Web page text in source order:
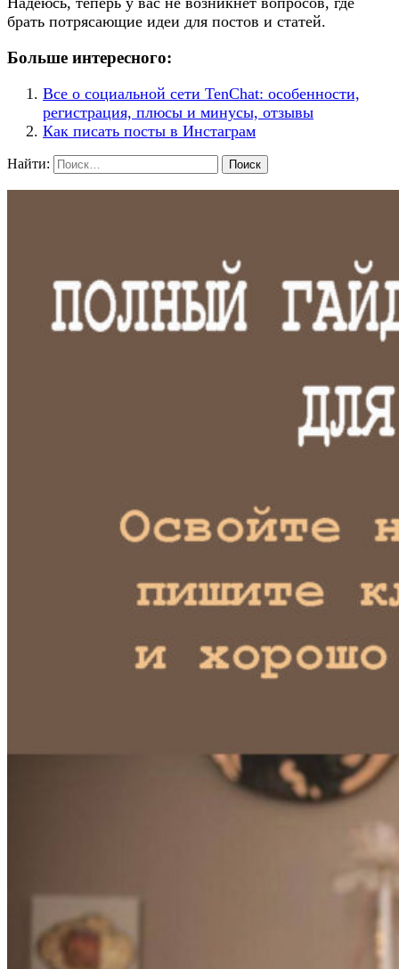
брать потрясающие идеи для постов и статей.
Больше интересного:
Все о социальной сети TenChat: особенности,
регистрация, плюсы и минусы, отзывы
Как писать посты в Инстаграм
Найти: